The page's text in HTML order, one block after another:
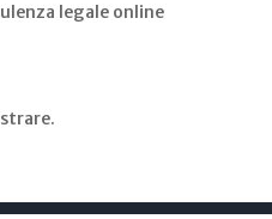
legale online